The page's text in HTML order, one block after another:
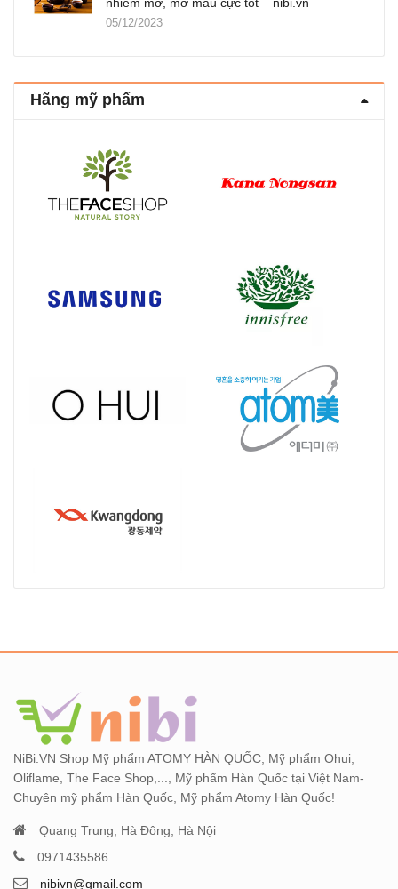
05/12/2023
Hãng mỹ phẩm
NiBi.VN Shop Mỹ phẩm ATOMY HÀN QUỐC, Mỹ phẩm Ohui,
Oliflame, The Face Shop,..., Mỹ phẩm Hàn Quốc tại Việt Nam-
Chuyên mỹ phẩm Hàn Quốc, Mỹ phẩm Atomy Hàn Quốc!
Quang Trung, Hà Đông, Hà Nội
0971435586
nibivn@gmail.com